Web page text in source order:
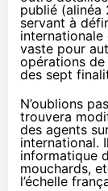
publié (alinéa
servant à
internationale
vaste pour
opérations de
des sept
N’oublions
trouvera
des agents
international.
informatique
mouchards,
l’échelle